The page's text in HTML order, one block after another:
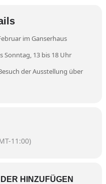
im Ganserhaus
13 bis 18 Uhr
der Ausstellung über
11:00)
HINZUFÜGEN